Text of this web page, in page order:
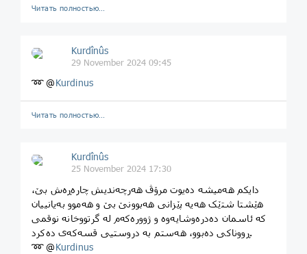
Читать полностью…
Kurdînûs
29 November 2024 09:45
➿ @Kurdinus
Читать полностью…
Kurdînûs
25 November 2024 17:30
دایکم هەمیشە دەیوت مرۆڤ هەرچەندیش چارەڕەش بێ،
هێشتا شتێک هەیە پێزانی هەبوونێ بێ و هەموو بەیانییان
کە ئاسمان دەدرەوشایەوە و ژوورەکەم لە گرتووخانە نوقمی
ڕووناکی دەبوو، هەستم بە دروستیی قسەکەی دەکرد.
➿ @Kurdinus